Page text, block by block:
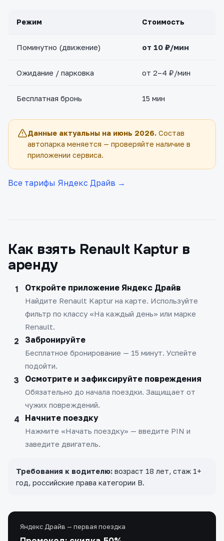
Режим Стоимость
Поминутно (движение) от 10 ₽/мин
Ожидание / парковка от 2–4 ₽/мин
Бесплатная бронь 15 мин
Данные актуальны на июнь 2026. Состав
автопарка меняется — проверяйте наличие в
приложении сервиса.
Все тарифы Яндекс Драйв →
Как взять Renault Kaptur в
аренду
Откройте приложение Яндекс Драйв
Найдите Renault Kaptur на карте. Используйте
фильтр по классу «На каждый день» или марке
Renault.
Забронируйте
Бесплатное бронирование — 15 минут. Успейте
подойти.
Осмотрите и зафиксируйте повреждения
Обязательно до начала поездки. Защищает от
чужих повреждений.
Начните поездку
Нажмите «Начать поездку» — введите PIN и
заведите двигатель.
Требования к водителю: возраст 18 лет, стаж 1+
год, российские права категории B.
Яндекс Драйв — первая поездка